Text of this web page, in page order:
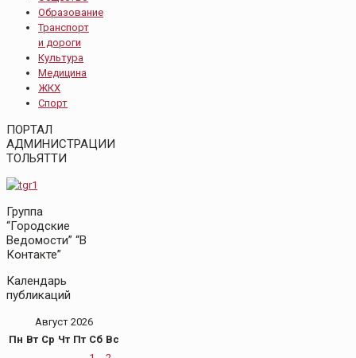
Образование
Транспорт
и дороги
Культура
Медицина
ЖКХ
Спорт
ПОРТАЛ
АДМИНИСТРАЦИИ
ТОЛЬЯТТИ
Группа
“Городские
Ведомости” “В
Контакте”
Календарь
публикаций
Август 2026
Пн Вт Ср Чт Пт Сб Вс